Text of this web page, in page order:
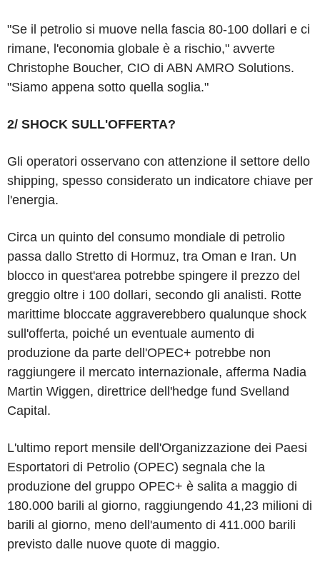
"Se il petrolio si muove nella fascia 80-100 dollari e ci
rimane, l'economia globale è a rischio," avverte
Christophe Boucher, CIO di ABN AMRO Solutions.
"Siamo appena sotto quella soglia."
2/ SHOCK SULL'OFFERTA?
Gli operatori osservano con attenzione il settore dello
shipping, spesso considerato un indicatore chiave per
l'energia.
Circa un quinto del consumo mondiale di petrolio
passa dallo Stretto di Hormuz, tra Oman e Iran. Un
blocco in quest'area potrebbe spingere il prezzo del
greggio oltre i 100 dollari, secondo gli analisti. Rotte
marittime bloccate aggraverebbero qualunque shock
sull'offerta, poiché un eventuale aumento di
produzione da parte dell'OPEC+ potrebbe non
raggiungere il mercato internazionale, afferma Nadia
Martin Wiggen, direttrice dell'hedge fund Svelland
Capital.
L'ultimo report mensile dell'Organizzazione dei Paesi
Esportatori di Petrolio (OPEC) segnala che la
produzione del gruppo OPEC+ è salita a maggio di
180.000 barili al giorno, raggiungendo 41,23 milioni di
barili al giorno, meno dell'aumento di 411.000 barili
previsto dalle nuove quote di maggio.